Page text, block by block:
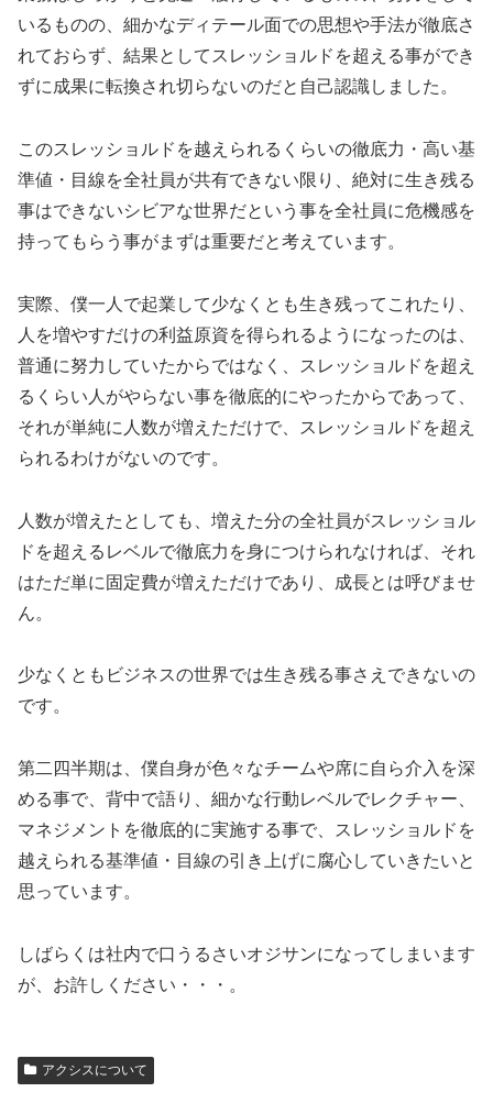
いるものの、細かなディテール面での思想や手法が徹底さ
れておらず、結果としてスレッショルドを超える事ができ
ずに成果に転換され切らないのだと自己認識しました。
このスレッショルドを越えられるくらいの徹底力・高い基
準値・目線を全社員が共有できない限り、絶対に生き残る
事はできないシビアな世界だという事を全社員に危機感を
持ってもらう事がまずは重要だと考えています。
実際、僕一人で起業して少なくとも生き残ってこれたり、
人を増やすだけの利益原資を得られるようになったのは、
普通に努力していたからではなく、スレッショルドを超え
るくらい人がやらない事を徹底的にやったからであって、
それが単純に人数が増えただけで、スレッショルドを超え
られるわけがないのです。
人数が増えたとしても、増えた分の全社員がスレッショル
ドを超えるレベルで徹底力を身につけられなければ、それ
はただ単に固定費が増えただけであり、成長とは呼びませ
ん。
少なくともビジネスの世界では生き残る事さえできないの
です。
第二四半期は、僕自身が色々なチームや席に自ら介入を深
める事で、背中で語り、細かな行動レベルでレクチャー、
マネジメントを徹底的に実施する事で、スレッショルドを
越えられる基準値・目線の引き上げに腐心していきたいと
思っています。
しばらくは社内で口うるさいオジサンになってしまいます
が、お許しください・・・。
アクシスについて